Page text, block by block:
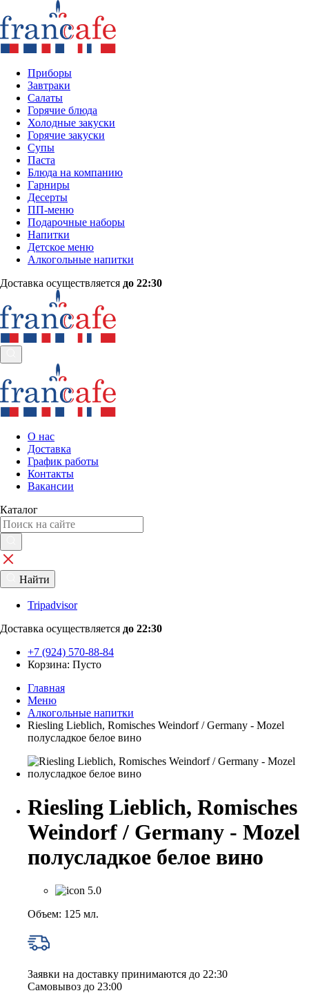
Приборы
Завтраки
Салаты
Горячие блюда
Холодные закуски
Горячие закуски
Супы
Паста
Блюда на компанию
Гарниры
Десерты
ПП-меню
Подарочные наборы
Напитки
Детское меню
Алкогольные напитки
Доставка осуществляется до 22:30
О нас
Доставка
График работы
Контакты
Вакансии
Каталог
Найти
Tripadvisor
Доставка осуществляется до 22:30
+7 (924) 570-88-84
Корзина: Пусто
Главная
Меню
Алкогольные напитки
Riesling Lieblich, Romisches Weindorf / Germany ‑ Mozel
полусладкое белое вино
Riesling Lieblich, Romisches
Weindorf / Germany ‑ Mozel
полусладкое белое вино
5.0
Объем: 125 мл.
Заявки на доставку принимаются до 22:30
Самовывоз до 23:00